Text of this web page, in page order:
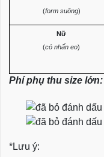
(form suông)
Nữ
(có nhấn eo)
Phí phụ thu size lớn:
*Lưu ý: